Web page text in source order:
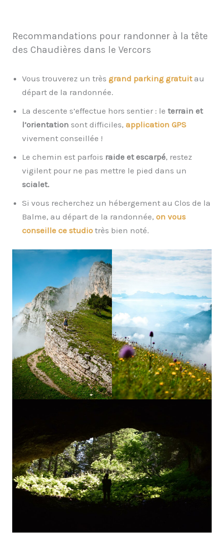
Recommandations pour randonner à la tête
des Chaudières dans le Vercors
Vous trouverez un très grand parking gratuit au
départ de la randonnée.
La descente s’effectue hors sentier : le terrain et
l’orientation sont difficiles, application GPS
vivement conseillée !
Le chemin est parfois raide et escarpé, restez
vigilent pour ne pas mettre le pied dans un
scialet.
Si vous recherchez un hébergement au Clos de la
Balme, au départ de la randonnée, on vous
conseille ce studio très bien noté.